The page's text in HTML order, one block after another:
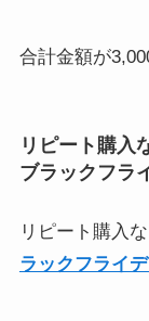
合計金額が
リピート購入
ブラックフラ
リピート購入
ラックフライ